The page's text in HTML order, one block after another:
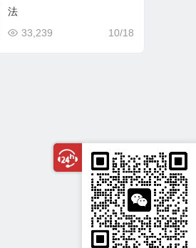
法
10/18
33,239